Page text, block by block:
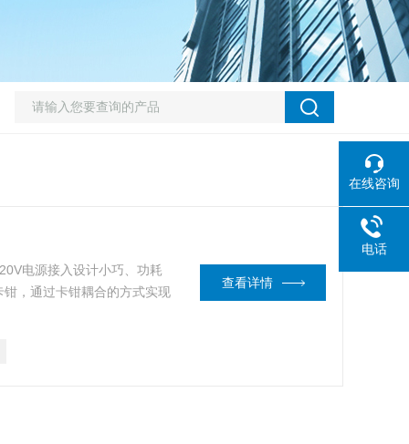
电源接入设计小巧、功耗
，通过卡钳耦合的方式实现
查看详情
在线咨询
电话